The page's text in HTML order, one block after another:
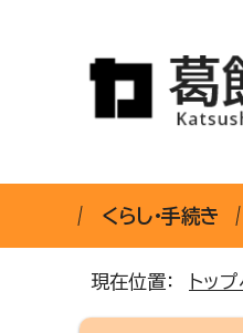
くらし・手続き
現在位置： トッ